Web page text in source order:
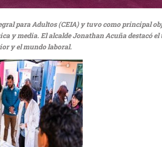
para Adultos (CEIA) y tuvo como principal
y media. El alcalde Jonathan Acuña destacó
y el mundo laboral.